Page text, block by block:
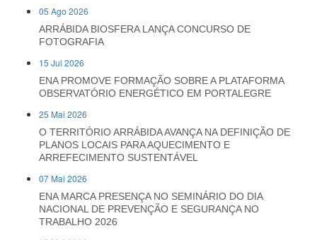
05 Ago 2026
ARRÁBIDA BIOSFERA LANÇA CONCURSO DE
FOTOGRAFIA
15 Jul 2026
ENA PROMOVE FORMAÇÃO SOBRE A PLATAFORMA
OBSERVATÓRIO ENERGÉTICO EM PORTALEGRE
25 Mai 2026
O TERRITÓRIO ARRÁBIDA AVANÇA NA DEFINIÇÃO DE
PLANOS LOCAIS PARA AQUECIMENTO E
ARREFECIMENTO SUSTENTÁVEL
07 Mai 2026
ENA MARCA PRESENÇA NO SEMINÁRIO DO DIA
NACIONAL DE PREVENÇÃO E SEGURANÇA NO
TRABALHO 2026